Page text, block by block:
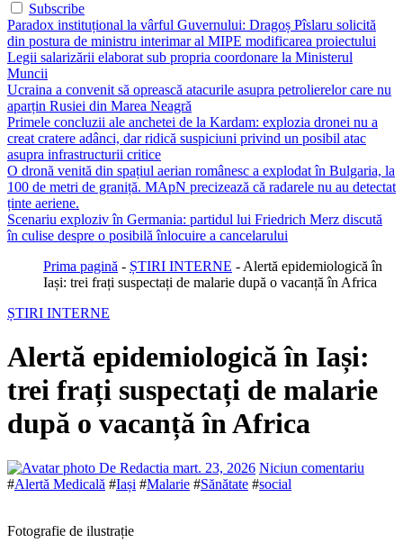
Subscribe
Paradox instituțional la vârful Guvernului: Dragoș Pîslaru solicită
din postura de ministru interimar al MIPE modificarea proiectului
Legii salarizării elaborat sub propria coordonare la Ministerul
Muncii
Ucraina a convenit să oprească atacurile asupra petrolierelor care nu
aparțin Rusiei din Marea Neagră
Primele concluzii ale anchetei de la Kardam: explozia dronei nu a
creat cratere adânci, dar ridică suspiciuni privind un posibil atac
asupra infrastructurii critice
O dronă venită din spațiul aerian românesc a explodat în Bulgaria, la
100 de metri de graniță. MApN precizează că radarele nu au detectat
ținte aeriene.
Scenariu exploziv în Germania: partidul lui Friedrich Merz discută
în culise despre o posibilă înlocuire a cancelarului
Prima pagină - ȘTIRI INTERNE - Alertă epidemiologică în
Iași: trei frați suspectați de malarie după o vacanță în Africa
ȘTIRI INTERNE
Alertă epidemiologică în Iași:
trei frați suspectați de malarie
după o vacanță în Africa
De Redactia mart. 23, 2026 Niciun comentariu
#Alertă Medicală #Iași #Malarie #Sănătate #social
Fotografie de ilustrație